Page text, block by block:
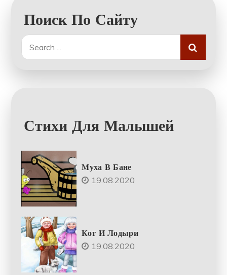
Поиск По Сайту
Search
for:
Стихи Для Малышей
Муха В Бане
19.08.2020
Кот И Лодыри
19.08.2020